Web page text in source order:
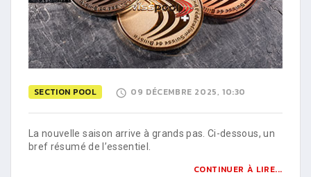
SECTION POOL 09 DÉCEMBRE 2025, 10:30
La nouvelle saison arrive à grands pas. Ci-dessous, un
bref résumé de l’essentiel.
CONTINUER À LIRE...